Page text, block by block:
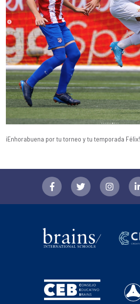
¡Enhorabuena por tu torneo y tu temporada Félix!